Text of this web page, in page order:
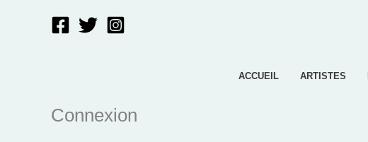
ACCUEIL ARTISTES
Connexion